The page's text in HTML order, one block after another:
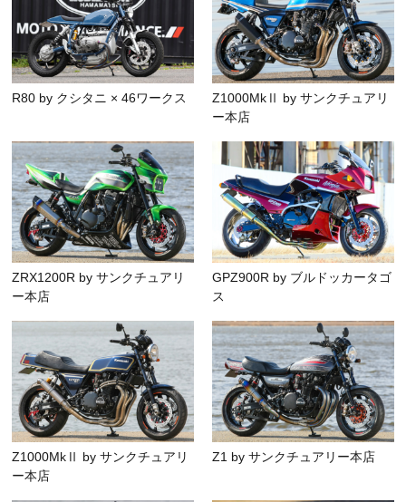
R80 by クシタニ × 46ワークス
Z1000MkⅡ by サンクチュアリ
ー本店
ZRX1200R by サンクチュアリ
ー本店
GPZ900R by ブルドッカータゴ
ス
Z1000MkⅡ by サンクチュアリ
ー本店
Z1 by サンクチュアリー本店